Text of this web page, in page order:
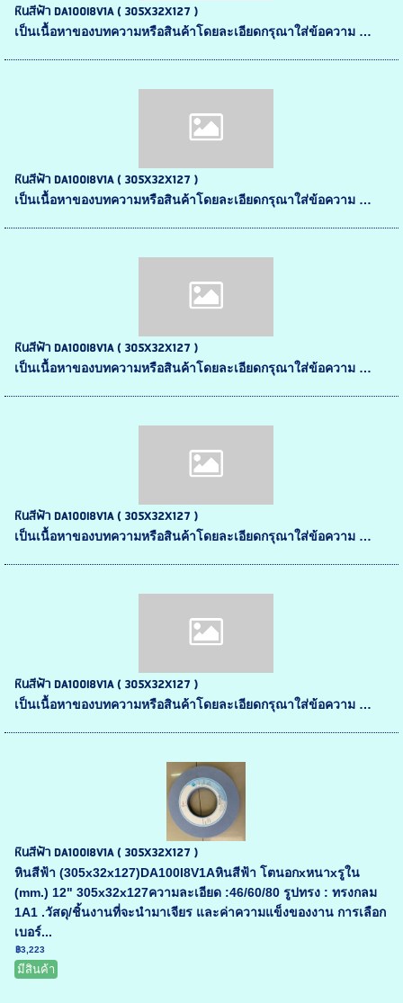
หินสีฟ้า DA100I8V1A ( 305X32X127 )
เป็นเนื้อหาของบทความหรือสินค้าโดยละเอียดกรุณาใส่ข้อความ …
หินสีฟ้า DA100I8V1A ( 305X32X127 )
เป็นเนื้อหาของบทความหรือสินค้าโดยละเอียดกรุณาใส่ข้อความ …
หินสีฟ้า DA100I8V1A ( 305X32X127 )
เป็นเนื้อหาของบทความหรือสินค้าโดยละเอียดกรุณาใส่ข้อความ …
หินสีฟ้า DA100I8V1A ( 305X32X127 )
เป็นเนื้อหาของบทความหรือสินค้าโดยละเอียดกรุณาใส่ข้อความ …
หินสีฟ้า DA100I8V1A ( 305X32X127 )
เป็นเนื้อหาของบทความหรือสินค้าโดยละเอียดกรุณาใส่ข้อความ …
หินสีฟ้า DA100I8V1A ( 305X32X127 )
หินสีฟ้า (305x32x127)DA100I8V1Aหินสีฟ้า โตนอกxหนาxรูใน
(mm.) 12" 305x32x127ความละเอียด :46/60/80 รูปทรง : ทรงกลม
1A1 .วัสดุ/ชิ้นงานที่จะนำมาเจียร และค่าความแข็งของงาน การเลือก
เบอร์...
฿3,223
มีสินค้า